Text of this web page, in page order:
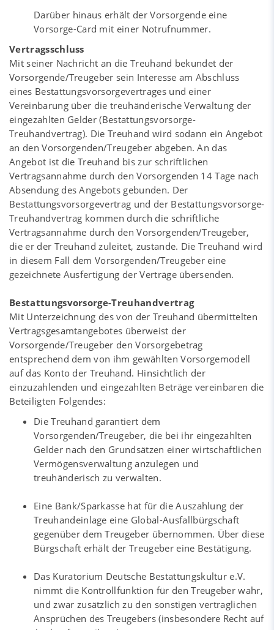
Darüber hinaus erhält der Vorsorgende eine
Vorsorge-Card mit einer Notrufnummer.
Vertragsschluss
Mit seiner Nachricht an die Treuhand bekundet der
Vorsorgende/Treugeber sein Interesse am Abschluss
eines Bestattungsvorsorgevertrages und einer
Vereinbarung über die treuhänderische Verwaltung der
eingezahlten Gelder (Bestattungsvorsorge-
Treuhandvertrag). Die Treuhand wird sodann ein Angebot
an den Vorsorgenden/Treugeber abgeben. An das
Angebot ist die Treuhand bis zur schriftlichen
Vertragsannahme durch den Vorsorgenden 14 Tage nach
Absendung des Angebots gebunden. Der
Bestattungsvorsorgevertrag und der Bestattungsvorsorge-
Treuhandvertrag kommen durch die schriftliche
Vertragsannahme durch den Vorsorgenden/Treugeber,
die er der Treuhand zuleitet, zustande. Die Treuhand wird
in diesem Fall dem Vorsorgenden/Treugeber eine
gezeichnete Ausfertigung der Verträge übersenden.
Bestattungsvorsorge-Treuhandvertrag
Mit Unterzeichnung des von der Treuhand übermittelten
Vertragsgesamtangebotes überweist der
Vorsorgende/Treugeber den Vorsorgebetrag
entsprechend dem von ihm gewählten Vorsorgemodell
auf das Konto der Treuhand. Hinsichtlich der
einzuzahlenden und eingezahlten Beträge vereinbaren die
Beteiligten Folgendes:
Die Treuhand garantiert dem
Vorsorgenden/Treugeber, die bei ihr eingezahlten
Gelder nach den Grundsätzen einer wirtschaftlichen
Vermögensverwaltung anzulegen und
treuhänderisch zu verwalten.
Eine Bank/Sparkasse hat für die Auszahlung der
Treuhandeinlage eine Global-Ausfallbürgschaft
gegenüber dem Treugeber übernommen. Über diese
Bürgschaft erhält der Treugeber eine Bestätigung.
Das Kuratorium Deutsche Bestattungskultur e.V.
nimmt die Kontrollfunktion für den Treugeber wahr,
und zwar zusätzlich zu den sonstigen vertraglichen
Ansprüchen des Treugebers (insbesondere Recht auf